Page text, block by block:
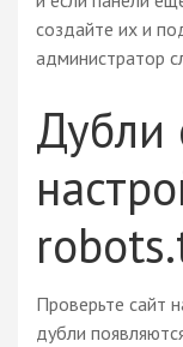
создайте их и
администратор
Дубли
Проверьте сайт
дубли